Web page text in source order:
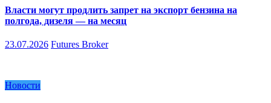
Власти могут продлить запрет на экспорт бензина на
полгода, дизеля — на месяц
23.07.2026 Futures Broker
Новости